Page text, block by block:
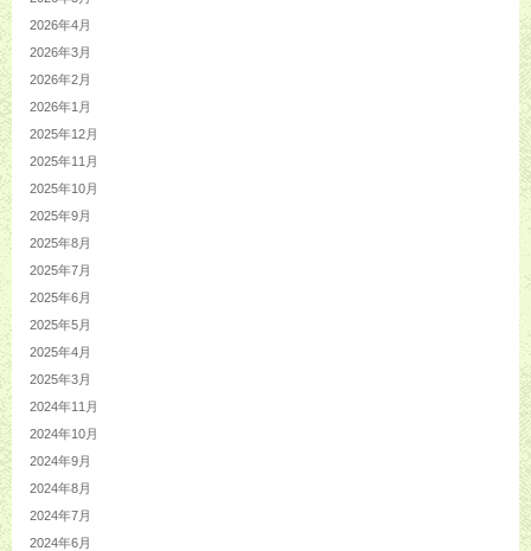
2026年4月
2026年3月
2026年2月
2026年1月
2025年12月
2025年11月
2025年10月
2025年9月
2025年8月
2025年7月
2025年6月
2025年5月
2025年4月
2025年3月
2024年11月
2024年10月
2024年9月
2024年8月
2024年7月
2024年6月